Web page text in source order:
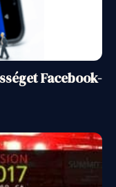
Facebook-